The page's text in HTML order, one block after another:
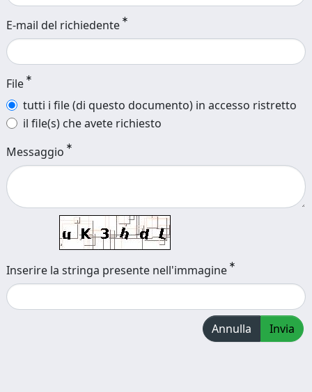
E-mail del richiedente
File
tutti i file (di questo documento) in accesso ristretto
il file(s) che avete richiesto
Messaggio
Inserire la stringa presente nell'immagine
Annulla Invia